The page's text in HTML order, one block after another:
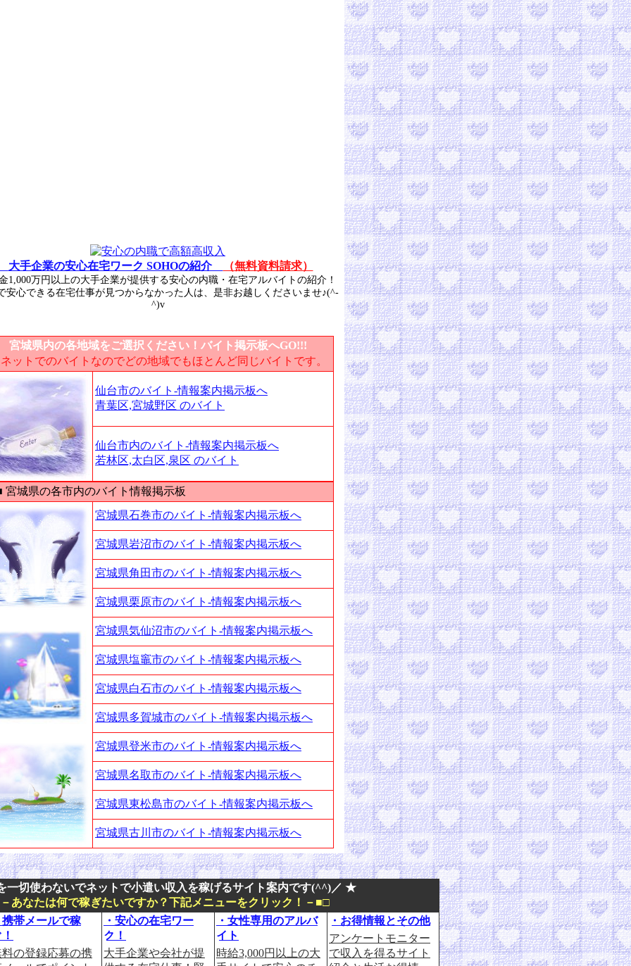
大手企業の安心在宅ワーク SOHOの紹介 （無料資料請求）
1,000万円以上の大手企業が提供する安心の内職・在宅アルバイトの紹介！
安心できる在宅仕事が見つからなかった人は、是非お越しくださいませ♪(^-
^)v
宮城県内の各地域をご選択ください！バイト掲示板へGO!!!
ットでのバイトなのでどの地域でもほとんど同じバイトです。
仙台市のバイト-情報案内掲示板へ
青葉区,宮城野区 のバイト
仙台市内のバイト-情報案内掲示板へ
若林区,太白区,泉区 のバイト
城県の各市内のバイト情報掲示板
宮城県石巻市のバイト-情報案内掲示板へ
宮城県岩沼市のバイト-情報案内掲示板へ
宮城県角田市のバイト-情報案内掲示板へ
宮城県栗原市のバイト-情報案内掲示板へ
宮城県気仙沼市のバイト-情報案内掲示板へ
宮城県塩竈市のバイト-情報案内掲示板へ
宮城県白石市のバイト-情報案内掲示板へ
宮城県多賀城市のバイト-情報案内掲示板へ
宮城県登米市のバイト-情報案内掲示板へ
宮城県名取市のバイト-情報案内掲示板へ
宮城県東松島市のバイト-情報案内掲示板へ
宮城県古川市のバイト-情報案内掲示板へ
一切使わないでネットで小遣い収入を稼げるサイト案内です(^^)／ ★
あなたは何で稼ぎたいですか？下記メニューをクリック！－■□
携帯メールで稼
料の登録応募の携
・安心の在宅ワー
ク！
大手企業や会社が提
・女性専用のアルバ
イト
時給3,000円以上の大
・お得情報とその他
アンケートモニター
で収入を得るサイト